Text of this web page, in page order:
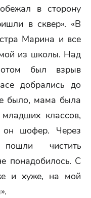
в сторону
в сквер». «В
Марина и все
из школы. Над
был взрыв
добрались до
было, мама была
классов,
шофер. Через
чистить
понадобилось. С
и хуже, на мой